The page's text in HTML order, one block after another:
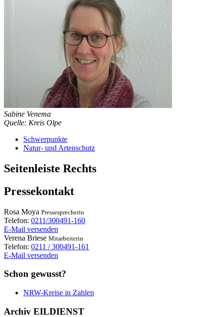
Sabine Venema
Quelle: Kreis Olpe
Schwerpunkte
Natur- und Artenschutz
Seitenleiste Rechts
Pressekontakt
Rosa Moya Pressesprecherin
Telefon: 0211/300491-160
E-Mail versenden
Verena Briese Mitarbeiterin
Telefon: 0211 / 300491-161
E-Mail versenden
Schon gewusst?
NRW-Kreise in Zahlen
Archiv EILDIENST